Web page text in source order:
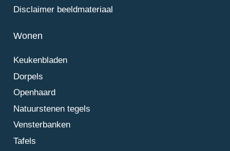
Disclaimer beeldmateriaal
Wonen
Keukenbladen
Dorpels
Openhaard
Natuurstenen tegels
Vensterbanken
Tafels